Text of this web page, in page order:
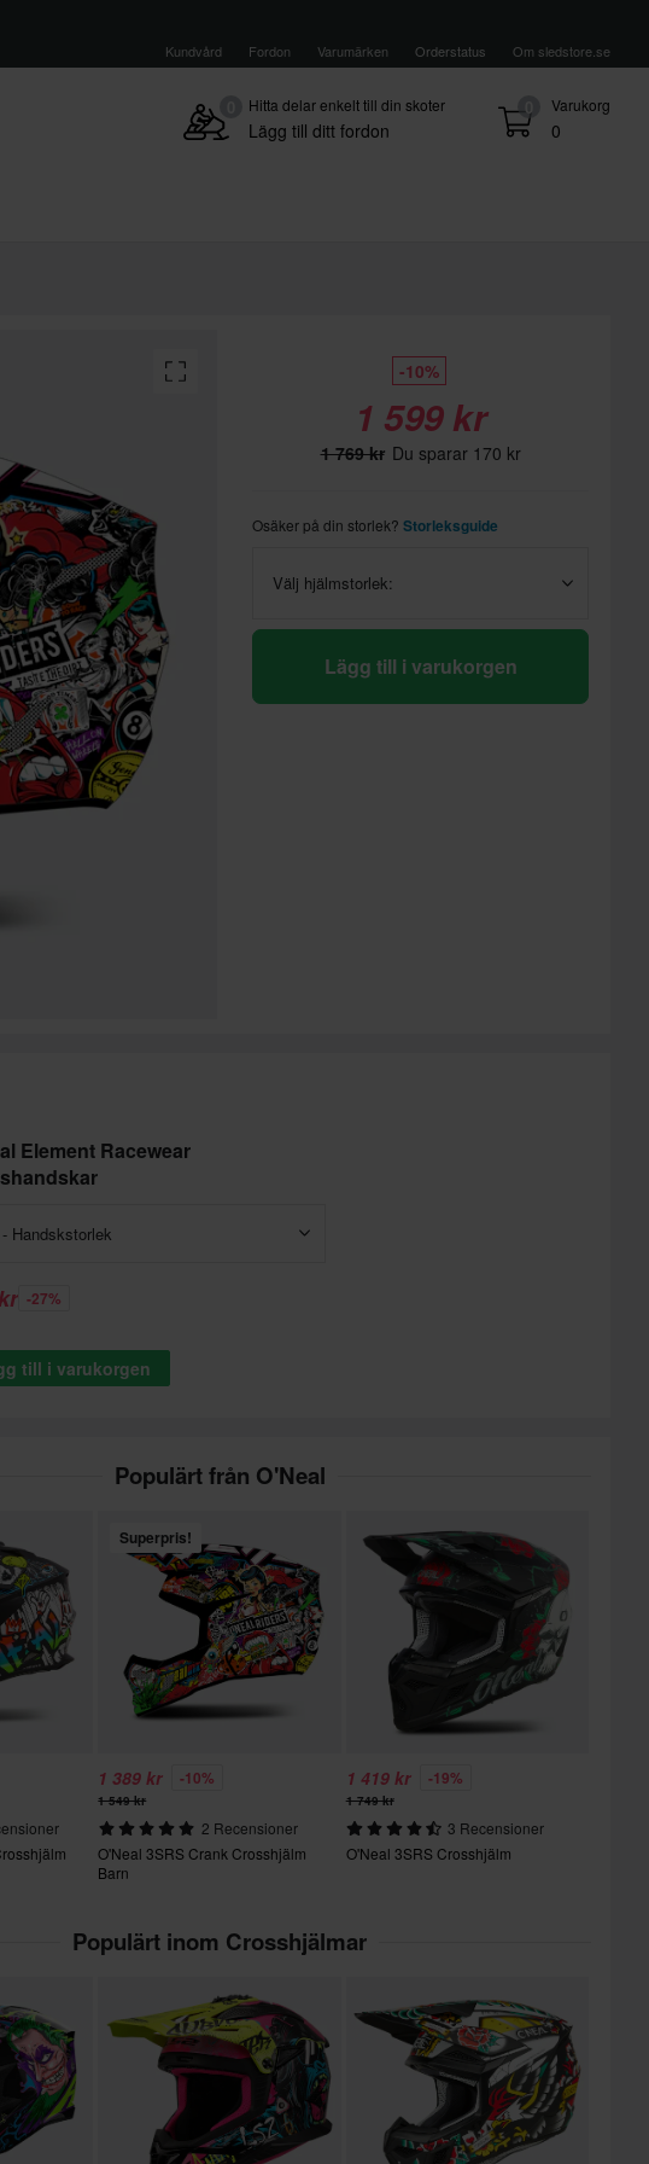
Kundvård Fordon Varumärken Orderstatus Om sledstore.se
0 Varukorg
0
Hitta delar enkelt till din skoter
Lägg till ditt fordon
-10%
1 599 kr
1 769 kr Du sparar 170 kr
Osäker på din storlek? Storleksguide
Välj hjälmstorlek:
Lägg till i varukorgen
Element Racewear
Handskstorlek
-27%
till i varukorgen
Populärt från O'Neal
Superpris!
1 389 kr -10%
1 549 kr
2 Recensioner
O'Neal 3SRS Crank Crosshjälm
Barn
1 419 kr -19%
1 749 kr
3 Recensioner
O'Neal 3SRS Crosshjälm
Populärt inom Crosshjälmar